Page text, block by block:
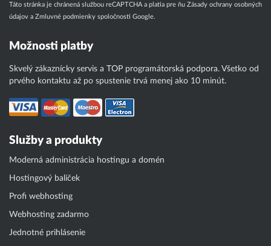
Táto stránka je chránená službou reCAPTCHA a platia pre ňu Zásady ochrany osobných
údajov a Zmluvné podmienky spoločnosti Google.
Možnosti platby
Skvelý zákaznícky servis a TOP programátorská podpora. Všetko od
prvého kontaktu až po spustenie trvá menej ako 10 minút.
Služby a produkty
Moderná administrácia hostingu a domén
Hostingový balíček
Profi webhosting
Webhosting zadarmo
Jednotné prihlásenie